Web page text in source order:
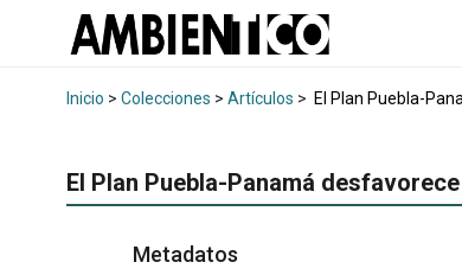
Inicio > Colecciones > Artículos > El Plan Puebla-
El Plan Puebla-Panamá
Metadatos